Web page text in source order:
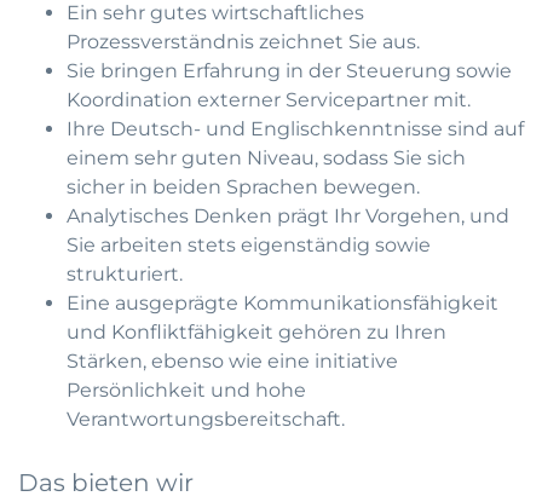
Ein sehr gutes wirtschaftliches
Prozessverständnis zeichnet Sie aus.
Sie bringen Erfahrung in der Steuerung sowie
Koordination externer Servicepartner mit.
Ihre Deutsch- und Englischkenntnisse sind auf
einem sehr guten Niveau, sodass Sie sich
sicher in beiden Sprachen bewegen.
Analytisches Denken prägt Ihr Vorgehen, und
Sie arbeiten stets eigenständig sowie
strukturiert.
Eine ausgeprägte Kommunikationsfähigkeit
und Konfliktfähigkeit gehören zu Ihren
Stärken, ebenso wie eine initiative
Persönlichkeit und hohe
Verantwortungsbereitschaft.
Das bieten wir